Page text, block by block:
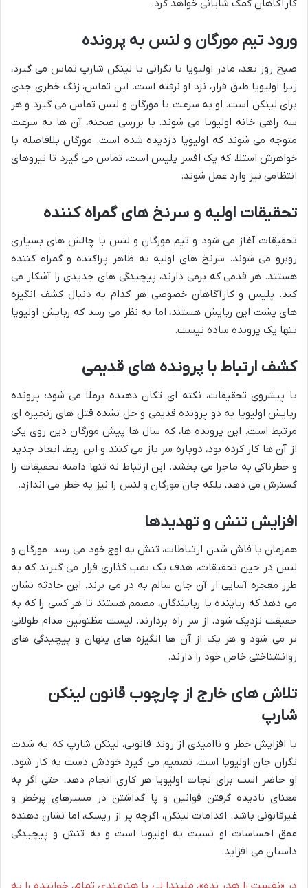
کارآگاهان کمک شایانی خواهد کرد.
ورود تیم مورگان و لنس به پرونده
صبح روز بعد، مادر اولیویا با نگرانی با لینکن شارپ تماس می گیرد،
زیرا اولیویا طبق قرار، نزد او نرفته است. این تماس، زنگ خطری جدی
برای لینکن است. او به سرعت با مورگان و لنس تماس می گیرد و هر
سه راهی خانه اولیویا می شوند. با بررسی صحنه، آن ها به سرعت
متوجه می شوند که اولیویا دزدیده شده است. مورگان بلافاصله با
خواهرش استلا، که یک افسر پلیس است، تماس می گیرد تا نیروهای
انتظامی نیز وارد عمل شوند.
تحقیقات اولیه و سرنخ های گمراه کننده
تحقیقات آغاز می شود و تیم مورگان و لنس با چالش های بسیاری
روبرو می شوند. سرنخ های اولیه به ظاهر پراکنده و گمراه کننده
هستند. هر قدمی که برمی دارند، پیچیدگی های جدیدی را آشکار می
کند. پلیس و کارآگاهان خصوصی هر کدام به دنبال کشف انگیزه
های پشت این ربایش هستند، اما به نظر می رسد که ربایش اولیویا
تنها یک پرونده ساده نیست.
کشف ارتباط با پرونده های قدیمی
با پیشروی تحقیقات، نکته ای تکان دهنده برملا می شود: پرونده
ربایش اولیویا به دو پرونده قدیمی و حل نشده قتل های زنجیره ای
مرتبط است. این پرونده ها، که سال ها پیش مورگان دین روی یکی
از آن ها کار کرده بود، دوباره سر باز می کنند و این ربط، ابعاد جدید
و خطرناکی به ماجرا می بخشد. این ارتباط نه تنها دامنه تحقیقات را
گسترش می دهد، بلکه جان مورگان و لنس را نیز به خطر می اندازد.
افزایش تنش و تهدیدها
همزمان با فاش شدن ارتباطات، تنش به اوج خود می رسد. مورگان و
لنس در حین تحقیقات، هدف یک بمب گذاری قرار می گیرند که به
طرز معجزه آسایی از آن جان سالم به در می برند. این حادثه نشان
می دهد که رباینده یا ربایندگان، مصمم هستند تا هر کسی را که به
حقیقت نزدیک شود، از سر راه بردارند. لیست مظنونین مدام طولانی
تر می شود و هر یک از آن ها انگیزه های پنهان و پیچیدگی های
روانشناختی خاص خود را دارند.
تلاش های خارج از چارچوب قانون لینکن
شارپ
با افزایش خطر و ناامیدی از روند قانونی، لینکن شارپ که به شدت
نگران جان اولیویا است، تصمیم می گیرد خودش دست به کار شود.
او حاضر است برای نجات اولیویا هر کاری انجام دهد، حتی اگر به
معنای نادیده گرفتن قوانین و پا گذاشتن در مسیرهای پرخطر و
غیرقانونی باشد. اقدامات لینکن، اگرچه پر از ریسک، اما نشان دهنده
عمق احساسات او نسبت به اولیویا است و به تنش و پیچیدگی
داستان می افزاید.